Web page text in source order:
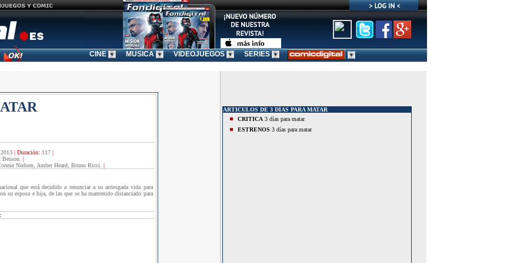
CINE MUSICA VIDEOJUEGOS SERIES
2013| Duración: 117|
|
Nielsen, Amber Heard, Bruno Ricci.
|
que está decidido a renunciar a su arriesgada vida para
su esposa e hija, de las que se ha mantenido distanciado para
ARTICULOS DE 3 DÍAS PARA MATAR
CRITICA3 días para matar
ESTRENOS 3 días para matar